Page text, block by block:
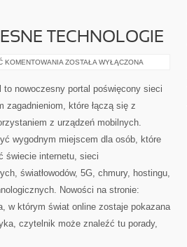
TECHNOLOGIE
KOMENTOWANIA ŚWIATŁOWODY
TECHNOLOGIE
ZOSTAŁA WYŁĄCZONA
to nowoczesny portal poświęcony sieci
zagadnieniom, które łączą się z
z urządzeń mobilnych.
wygodnym miejscem dla osób, które
świecie internetu, sieci
światłowodów, 5G, chmury, hostingu,
Nowości na stronie:
w którym świat online zostaje pokazana
czytelnik może znaleźć tu porady,